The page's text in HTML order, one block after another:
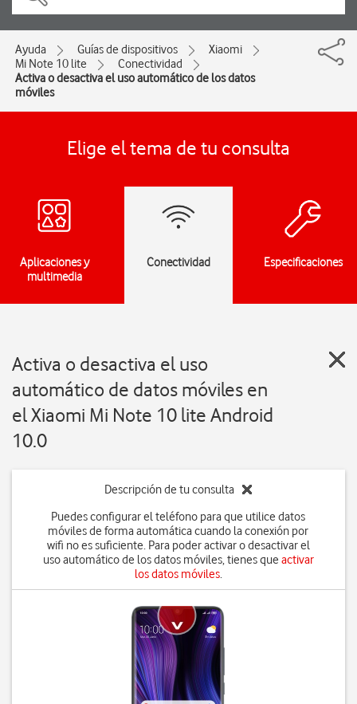
Ayuda Guías de dispositivos
Xiaomi
Mi Note 10 lite
Conectividad
Activa o desactiva el uso automático de los datos
móviles
Elige el tema de tu consulta
Aplicaciones y
multimedia
Conectividad Especificaciones
Activa o desactiva el uso
automático de datos móviles en
el Xiaomi Mi Note 10 lite Android
10.0
Descripción de tu consulta
Puedes configurar el teléfono para que utilice datos
móviles de forma automática cuando la conexión por
wifi no es suficiente. Para poder activar o desactivar el
uso automático de los datos móviles, tienes que activar
los datos móviles.